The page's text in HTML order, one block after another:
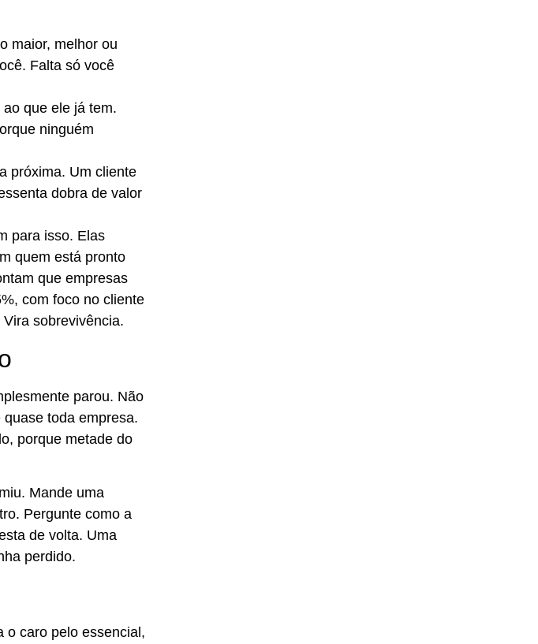
maior, melhor ou
Falta só você
que ele já tem.
ninguém
próxima. Um cliente
dobra de valor
para isso. Elas
quem está pronto
que empresas
com foco no cliente
sobrevivência.
parou. Não
toda empresa.
porque metade do
Mande uma
Pergunte como a
de volta. Uma
perdido.
o caro pelo essencial,